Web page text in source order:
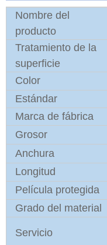
Nombre del
producto
Tratamiento de la
superficie
Color
Estándar
Marca de fábrica
Grosor
Anchura
Longitud
Película protegida
Grado del material
Servicio